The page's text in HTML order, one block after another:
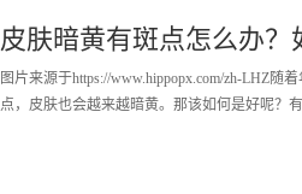
皮肤暗黄有斑点怎么办
图片来源于https://www.hippopx.com/zh-LHZ
点，皮肤也会越来越暗黄。那该如何是好呢？